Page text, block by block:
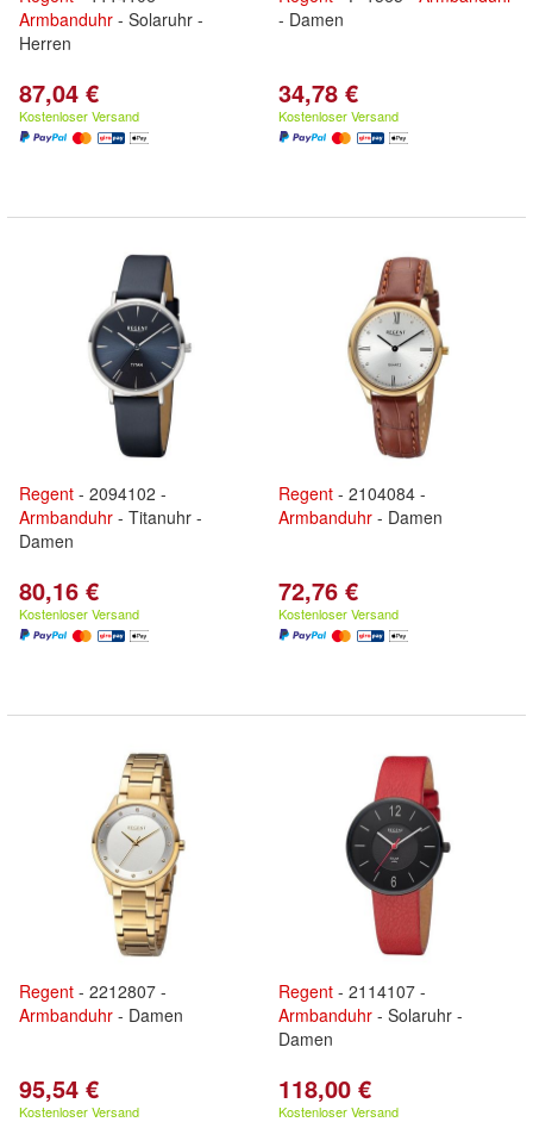
Armbanduhr - Solaruhr -
Herren
87,04 €
Kostenloser Versand
- Damen
34,78 €
Kostenloser Versand
Regent - 2094102 -
Armbanduhr - Titanuhr -
Damen
80,16 €
Kostenloser Versand
Regent - 2104084 -
Armbanduhr - Damen
72,76 €
Kostenloser Versand
Regent - 2212807 -
Armbanduhr - Damen
95,54 €
Kostenloser Versand
Regent - 2114107 -
Armbanduhr - Solaruhr -
Damen
118,00 €
Kostenloser Versand